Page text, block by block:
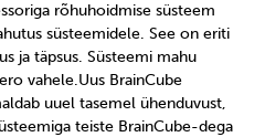
rõhuhoidmise süsteem
süsteemidele. See on eriti
ja täpsus. Süsteemi mahu
vahele.Uus BrainCube
uuel tasemel ühenduvust,
teiste BrainCube-dega